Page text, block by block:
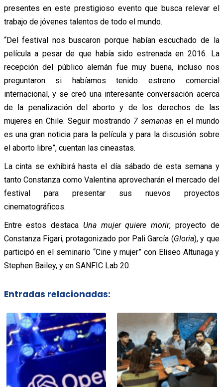
presentes en este prestigioso evento que busca relevar el
trabajo de jóvenes talentos de todo el mundo.
“Del festival nos buscaron porque habían escuchado de la
película a pesar de que había sido estrenada en 2016. La
recepción del público alemán fue muy buena, incluso nos
preguntaron si habíamos tenido estreno comercial
internacional, y se creó una interesante conversación acerca
de la penalización del aborto y de los derechos de las
mujeres en Chile. Seguir mostrando 7 semanasen el mundo
es una gran noticia para la película y para la discusión sobre
el aborto libre”, cuentan las cineastas.
La cinta se exhibirá hasta el día sábado de esta semana y
tanto Constanza como Valentina aprovecharán el mercado del
festival para presentar sus nuevos proyectos
cinematográficos.
Entre estos destaca Una mujer quiere morir, proyecto de
Constanza Figari, protagonizado por Pali García (Gloria), y que
participó en el seminario “Cine y mujer” con Eliseo Altunaga y
Stephen Bailey, y en SANFIC Lab 20.
Entradas relacionadas: